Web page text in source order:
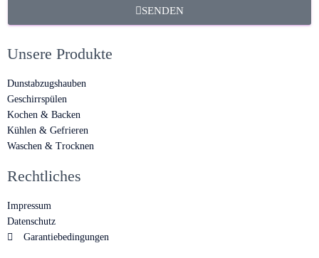
SENDEN
Unsere Produkte
Dunstabzugshauben
Geschirrspülen
Kochen & Backen
Kühlen & Gefrieren
Waschen & Trocknen
Rechtliches
Impressum
Datenschutz
Garantiebedingungen